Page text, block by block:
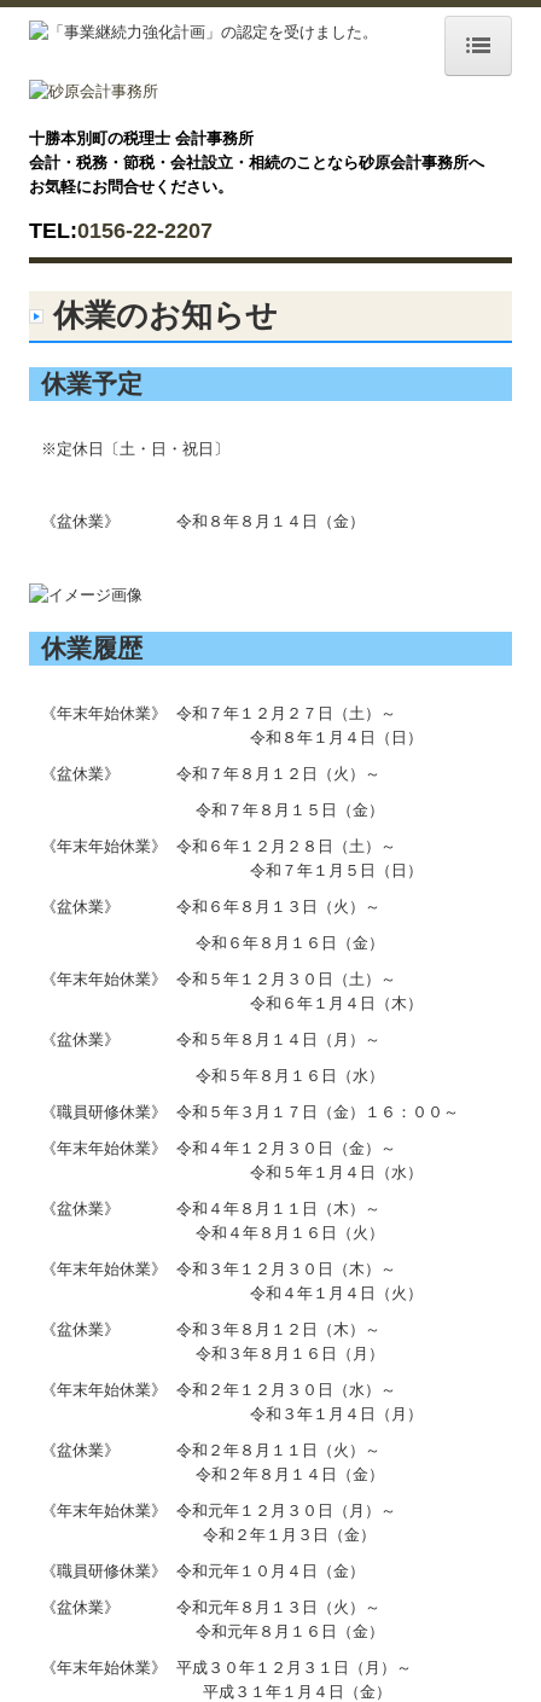
ホーム
お知らせ
事務所紹介
交通案内
業務案内
セミナー案内
休業のお知らせ
リンク集
採用情報
お問合せ
デジタル化・AI導入補助金
TKCシステムQ&A
個人情報保護方針
十勝本別町の税理士 会計事務所
会計・税務・節税・会社設立・相続のことなら砂原会計事務所へ
お気軽にお問合せください。
TEL:0156-22-2207
休業のお知らせ
休業予定
※定休日〔土・日・祝日〕
《盆休業》令和８年８月１４日（金）
休業履歴
《年末年始休業》
令和７年１２月２７日（土）～
令和８年１月４日（日）
《盆休業》 令和７年８月１２日（火）～
令和７年８月１５日（金）
《年末年始休業》 令和６年１２月２８日（土）～
令和７年１月５日（日）
《盆休業》 令和６年８月１３日（火）～
令和６年８月１６日（金）
《年末年始休業》 令和５年１２月３０日（土）～
令和６年１月４日（木）
《盆休業》 令和５年８月１４日（月）～
令和５年８月１６日（水）
《職員研修休業》 令和５年３月１７日（金）１６：００～
《年末年始休業》 令和４年１２月３０日（金）～
令和５年１月４日（水）
《盆休業》 令和４年８月１１日（木）～
令和４年８月１６日（火）
《年末年始休業》 令和３年１２月３０日（木）～
令和４年１月４日（火）
《盆休業》 令和３年８月１２日（木）～
令和３年８月１６日（月）
《年末年始休業》 令和２年１２月３０日（水）～
令和３年１月４日（月）
《盆休業》 令和２年８月１１日（火）～
令和２年８月１４日（金）
《年末年始休業》 令和元年１２月３０日（月）～
令和２年１月３日（金）
《職員研修休業》 令和元年１０月４日（金）
《盆休業》 令和元年８月１３日（火）～
令和元年８月１６日（金）
《年末年始休業》 平成３０年１２月３１日（月）～
平成３１年１月４日（金）